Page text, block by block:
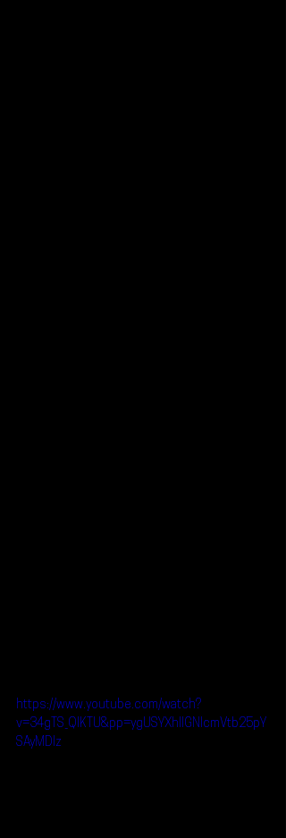
https://www.youtube.com/watch?
v=34gTS_QlKTU&pp=ygUSYXhlIGNlcmVtb25pY
SAyMDIz